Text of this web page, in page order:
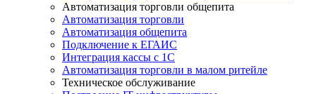
Автоматизация торговли общепита
Автоматизация торговли
Автоматизация общепита
Подключение к ЕГАИС
Интеграция кассы с 1С
Автоматизация торговли в малом ритейле
Техническое обслуживание